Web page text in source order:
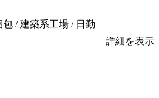
包 / 建築系工場 / 日勤
詳細を表示